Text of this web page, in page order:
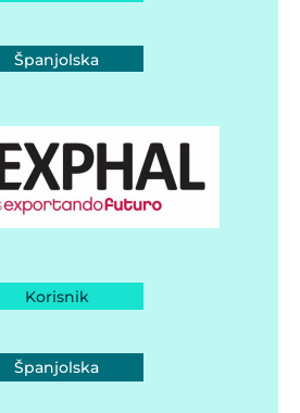
Španjolska
Korisnik
Španjolska